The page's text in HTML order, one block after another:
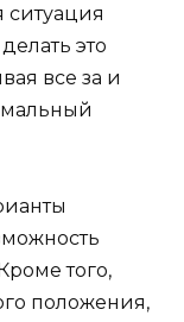
ситуация
это
все за и
того,
положения,